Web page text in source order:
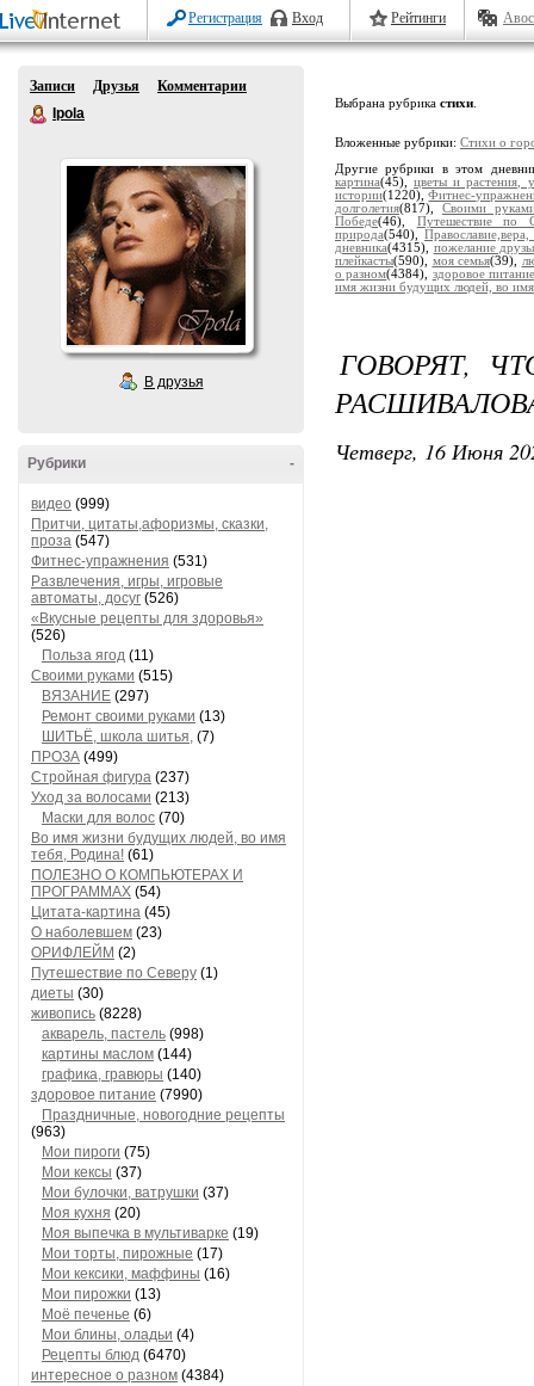
Регистрация Вход Рейтинги
Записи Друзья
Комментарии
Ipola
В друзья
-
Рубрики
видео (999)
Притчи, цитаты,афоризмы, сказки,
проза (547)
Фитнес-упражнения (531)
Развлечения, игры, игровые
автоматы, досуг (526)
«Вкусные рецепты для здоровья»
(526)
Польза ягод (11)
Своими руками (515)
ВЯЗАНИЕ (297)
Ремонт своими руками (13)
ШИТЬЁ, школа шитья, (7)
ПРОЗА (499)
Стройная фигура (237)
Уход за волосами (213)
Маски для волос (70)
Во имя жизни будущих людей, во имя
тебя, Родина! (61)
ПОЛЕЗНО О КОМПЬЮТЕРАХ И
ПРОГРАММАХ (54)
Цитата-картина (45)
О наболевшем (23)
ОРИФЛЕЙМ (2)
Путешествие по Северу (1)
диеты (30)
живопись (8228)
акварель, пастель (998)
картины маслом (144)
графика, гравюры (140)
здоровое питание (7990)
Праздничные, новогодние рецепты
(963)
Мои пироги (75)
Мои кексы (37)
Мои булочки, ватрушки (37)
Моя кухня (20)
Моя выпечка в мультиварке (19)
Мои торты, пирожные (17)
Мои кексики, маффины (16)
Мои пирожки (13)
Моё печенье (6)
Мои блины, оладьи (4)
Рецепты блюд (6470)
интересное о разном (4384)
Выбрана рубрика стихи
Вложенные рубрики: Стихи о
Другие рубрики в этом
картина(45),цветы и растения,
истории(1220),Фитнес-
долголетия(817), Своими
Победе(46), Путешествие по
природа(540),
дневника(4315), пожелание
плейкасты(590), моя семья(39),
о разном(4384), здоровое
имя жизни будущих людей, во
ГОВОРЯТ,
Четверг, 16 Июня